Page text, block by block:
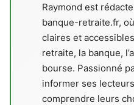
Raymond est
banque-retraite.fr,
claires et
retraite, la banque,
bourse. Passionné
informer ses
comprendre leurs